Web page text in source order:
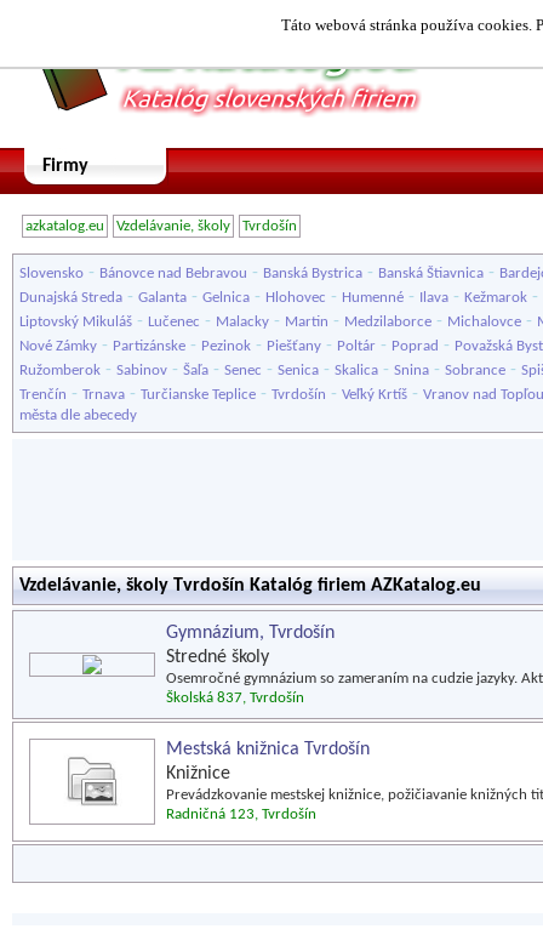
Táto webová stránka používa cookies.
Firmy
azkatalog.eu Vzdelávanie, školy Tvrdošín
Slovensko - Bánovce nad Bebravou - Banská Bystrica - Banská Štiavnica -
Dunajská Streda - Galanta - Gelnica - Hlohovec - Humenné - Ilava - Kežmarok -
Liptovský Mikuláš - Lučenec - Malacky - Martin - Medzilaborce - Michalovce -
Nové Zámky - Partizánske - Pezinok - Piešťany - Poltár - Poprad - Považská
Ružomberok - Sabinov - Šaľa - Senec - Senica - Skalica - Snina - Sobrance -
Trenčín - Trnava - Turčianske Teplice - Tvrdošín - Veľký Krtíš - Vranov nad Topľou
města dle abecedy
Vzdelávanie, školy Tvrdošín Katalóg firiem AZKatalog.eu
Gymnázium, Tvrdošín
Stredné školy
Osemročné gymnázium so zameraním na cudzie jazyky.
Školská 837, Tvrdošín
Mestská knižnica Tvrdošín
Knižnice
Prevádzkovanie mestskej knižnice, požičiavanie knižných
Radničná 123, Tvrdošín